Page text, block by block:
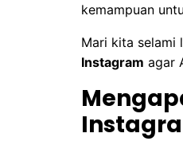
kemampuan
Mari kita selami
Instagram agar